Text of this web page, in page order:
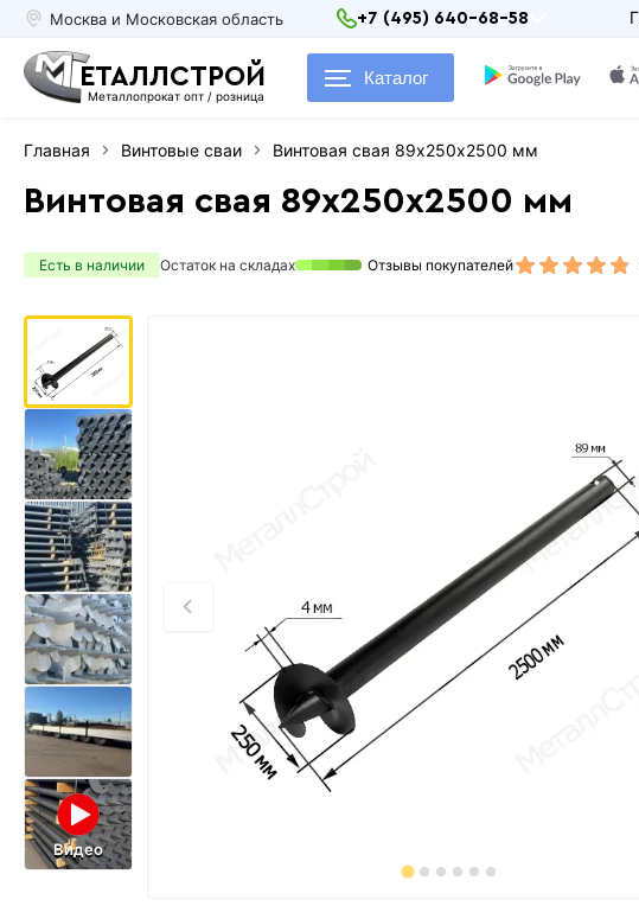
Москва и Московская область +7 (495) 640-68-58
ЕТАЛЛСТРОЙ
Металлопрокат опт / розница
Каталог
Главная Винтовые сваи Винтовая свая 89х250х2500 мм
Винтовая свая 89х250х2500 мм
Есть в наличии Остаток на складах Отзывы покупателей
Видео